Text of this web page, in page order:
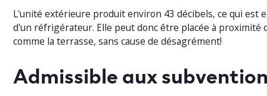
L'unité extérieure produit environ 43 décibels, ce qui est
d'un réfrigérateur. Elle peut donc être placée à proximité
comme la terrasse, sans cause de désagrément!
Admissible aux